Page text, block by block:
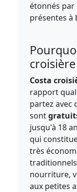
étonnés par
présentes à
Costa
rapport
partez avec
sont
jusqu'à 18
qui
très
nourriture,
aux petites